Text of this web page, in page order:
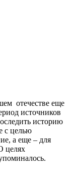
отечестве еще
источников
историю
с целью
а еще – для
целях